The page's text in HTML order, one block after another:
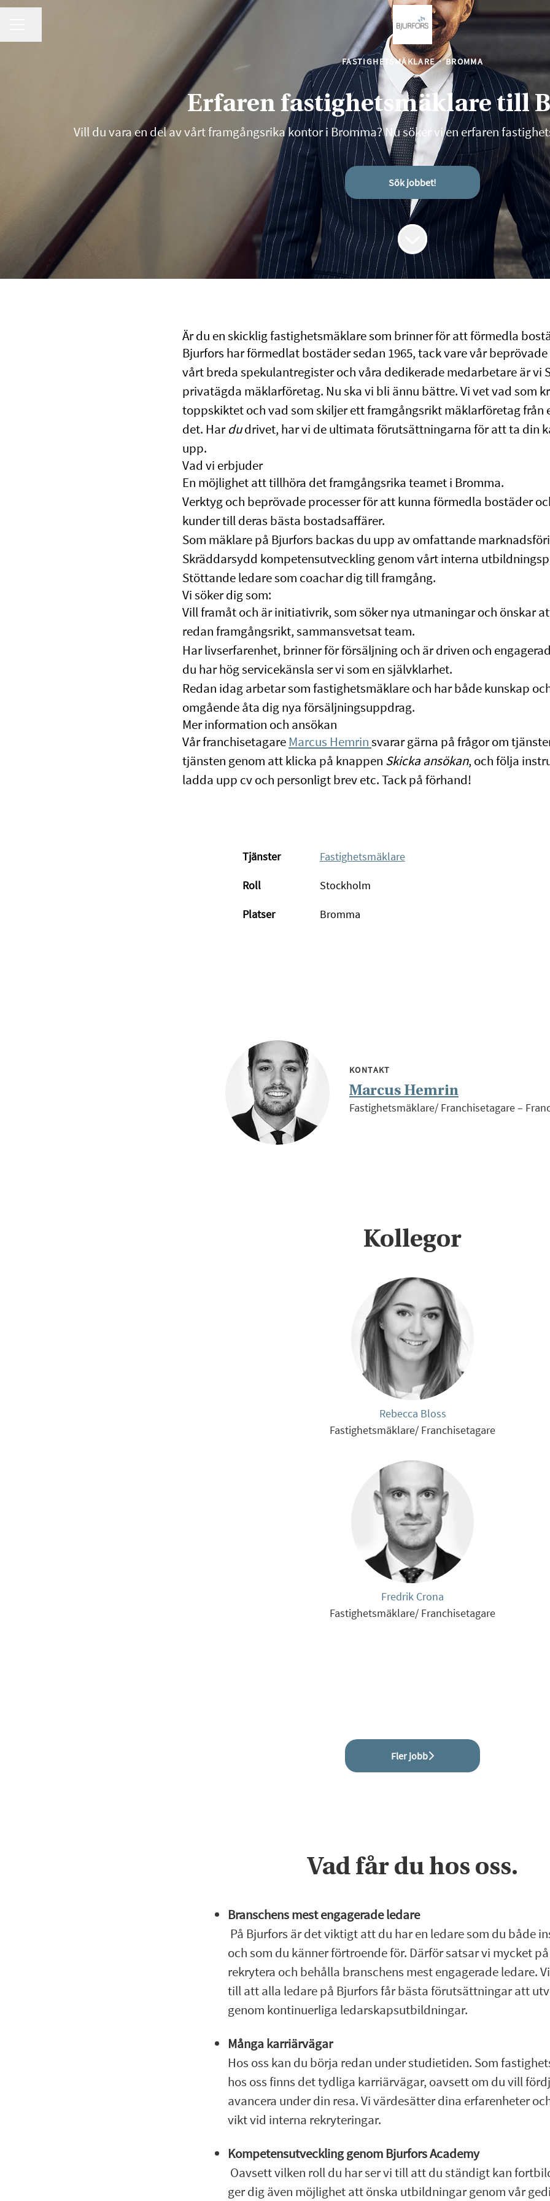
FASTIGHETSMÄKLARE · BROMMA
Erfaren fastighetsmäklare till
Vill du vara en del av vårt framgångsrika kontor i Bromma? Nu söker vi en erfaren
Sök jobbet!
Är du en skicklig fastighetsmäklare som brinner för att förmedla
Bjurfors har förmedlat bostäder sedan 1965, tack vare vår
vårt breda spekulantregister och våra dedikerade medarbetare är vi
privatägda mäklarföretag. Nu ska vi bli ännu bättre. Vi vet vad som
toppskiktet och vad som skiljer ett framgångsrikt mäklarföretag från
det. Hardudrivet, har vi de ultimata förutsättningarna för att ta din
upp.
Vad vi erbjuder
En möjlighet att tillhöra det framgångsrika teamet i Bromma.
Verktyg och beprövade processer för att kunna förmedla bostäder
kunder till deras bästa bostadsaffärer.
Som mäklare på Bjurfors backas du upp av omfattande
Skräddarsydd kompetensutveckling genom vårt interna
Stöttande ledare som coachar dig till framgång.
Vi söker dig som:
Vill framåt och är initiativrik, som söker nya utmaningar och önskar
redan framgångsrikt, sammansvetsat team.
Har livserfarenhet, brinner för försäljning och är driven och
du har hög servicekänsla ser vi som en självklarhet.
Redan idag arbetar som fastighetsmäklare och har både kunskap
omgående åta dig nya försäljningsuppdrag.
Mer information och ansökan
Vår franchisetagare Marcus Hemrinsvarar gärna på frågor om
tjänsten genom att klicka på knappen Skicka ansökan, och följa
ladda upp cv och personligt brev etc. Tack på förhand!
Tjänster Fastighetsmäklare
Roll Stockholm
Platser Bromma
KONTAKT
Marcus Hemrin
Fastighetsmäklare/ Franchisetagare –
Kollegor
Rebecca Bloss
Fastighetsmäklare/ Franchisetagare
Fredrik Crona
Fastighetsmäklare/ Franchisetagare
Fler jobb
Vad får du hos oss.
Branschens mest engagerade ledare
På Bjurfors är det viktigt att du har en ledare som du både
och som du känner förtroende för. Därför satsar vi mycket
rekrytera och behålla branschens mest engagerade ledare.
till att alla ledare på Bjurfors får bästa förutsättningar att
genom kontinuerliga ledarskapsutbildningar.
Många karriärvägar
Hos oss kan du börja redan under studietiden. Som
hos oss finns det tydliga karriärvägar, oavsett om du vill
avancera under din resa. Vi värdesätter dina erfarenheter
vikt vid interna rekryteringar.
Kompetensutveckling genom Bjurfors Academy
Oavsett vilken roll du har ser vi till att du ständigt kan
ger dig även möjlighet att önska utbildningar genom vår